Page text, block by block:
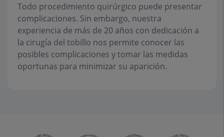
Todo procedimiento quirúrgico puede presentar
complicaciones. Sin embargo, nuestra
experiencia de más de 20 años con dedicación a
la cirugía del tobillo nos permite conocer las
posibles complicaciones y tomar las medidas
oportunas para minimizar su aparición.